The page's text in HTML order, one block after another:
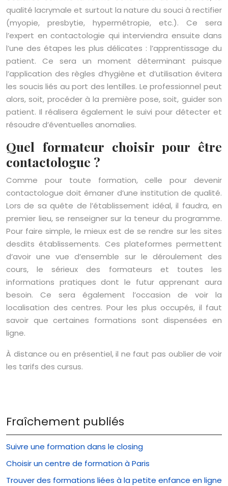
qualité lacrymale et surtout la nature du souci à rectifier
(myopie, presbytie, hypermétropie, etc.). Ce sera
l’expert en contactologie qui interviendra ensuite dans
l’une des étapes les plus délicates : l’apprentissage du
patient. Ce sera un moment déterminant puisque
l’application des règles d’hygiène et d’utilisation évitera
les soucis liés au port des lentilles. Le professionnel peut
alors, soit, procéder à la première pose, soit, guider son
patient. Il réalisera également le suivi pour détecter et
résoudre d’éventuelles anomalies.
Quel formateur choisir pour être
contactologue ?
Comme pour toute formation, celle pour devenir
contactologue doit émaner d’une institution de qualité.
Lors de sa quête de l’établissement idéal, il faudra, en
premier lieu, se renseigner sur la teneur du programme.
Pour faire simple, le mieux est de se rendre sur les sites
desdits établissements. Ces plateformes permettent
d’avoir une vue d’ensemble sur le déroulement des
cours, le sérieux des formateurs et toutes les
informations pratiques dont le futur apprenant aura
besoin. Ce sera également l’occasion de voir la
localisation des centres. Pour les plus occupés, il faut
savoir que certaines formations sont dispensées en
ligne.
À distance ou en présentiel, il ne faut pas oublier de voir
les tarifs des cursus.
Fraîchement publiés
Suivre une formation dans le closing
Choisir un centre de formation à Paris
Trouver des formations liées à la petite enfance en ligne